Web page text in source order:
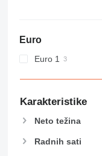
Euro
Euro 1
Karakteristike
Neto težina
Radnih sati